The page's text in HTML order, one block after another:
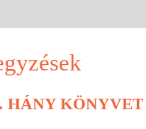
KÖNYVET